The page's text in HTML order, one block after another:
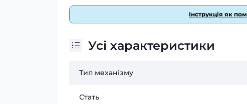
Інструкція як
Усі характеристики
Тип механізму
Стать